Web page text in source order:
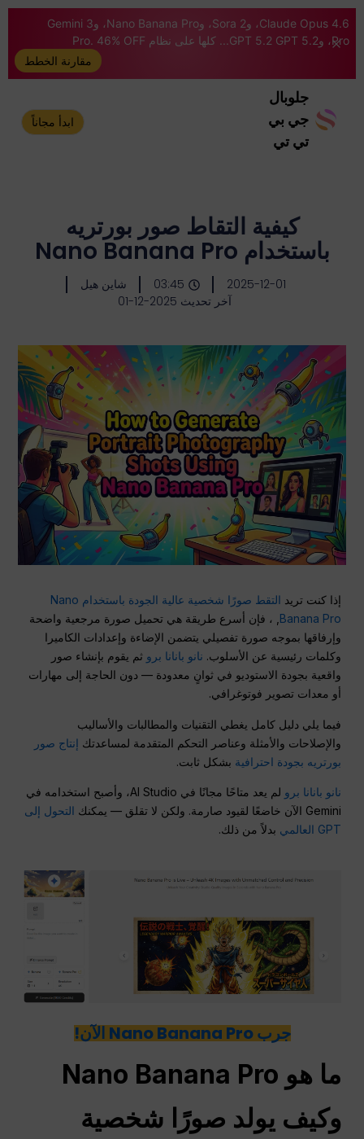
Claude Opus 4.6، وSora 2، وNano Banana Pro، وGemini 3
Pro، وGPT 5.2 GPT 5.2... كلها على نظام Pro. 46% OFF
مقارنة الخطط
جلوبال
جي بي
تي تي
ابدأ مجاناً
كيفية التقاط صور بورتريه
باستخدام Nano Banana Pro
2025-12-01
03:45
شاين هيل
آخر تحديث 2025-12-01
إذا كنت تريد
التقط صورًا شخصية عالية الجودة باستخدام Nano
Banana Pro , ، فإن أسرع طريقة هي تحميل صورة مرجعية واضحة
وإرفاقها بموجه صورة تفصيلي يتضمن الإضاءة وإعدادات الكاميرا
وكلمات رئيسية عن الأسلوب. نانو بانانا برو ثم يقوم بإنشاء صور
واقعية بجودة الاستوديو في ثوانٍ معدودة — دون الحاجة إلى مهارات
أو معدات تصوير فوتوغرافي.
فيما يلي دليل كامل يغطي التقنيات والمطالبات والأساليب
والإصلاحات والأمثلة وعناصر التحكم المتقدمة لمساعدتك إنتاج صور
بورتريه بجودة احترافية بشكل ثابت.
نانو بانانا برو
لم يعد متاحًا مجانًا في AI Studio، وأصبح استخدامه في
Gemini الآن خاضعًا لقيود صارمة. ولكن لا تقلق — يمكنك
التحول إلى
GPT العالمي
بدلاً من ذلك.
جرب Nano Banana Pro الآن!
ما هو Nano Banana Pro
وكيف يولد صورًا شخصية